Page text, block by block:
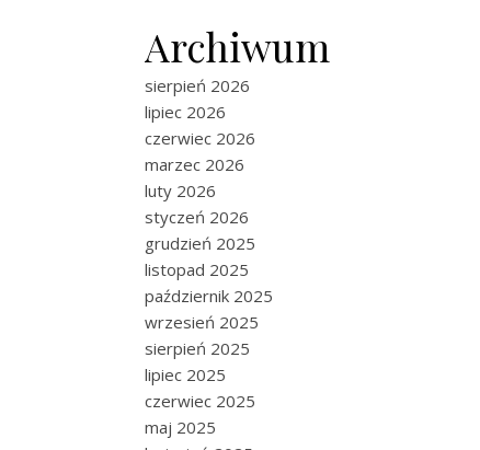
Archiwum
sierpień 2026
lipiec 2026
czerwiec 2026
marzec 2026
luty 2026
styczeń 2026
grudzień 2025
listopad 2025
październik 2025
wrzesień 2025
sierpień 2025
lipiec 2025
czerwiec 2025
maj 2025